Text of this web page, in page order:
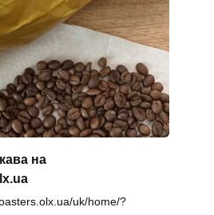
на
uk/home/?